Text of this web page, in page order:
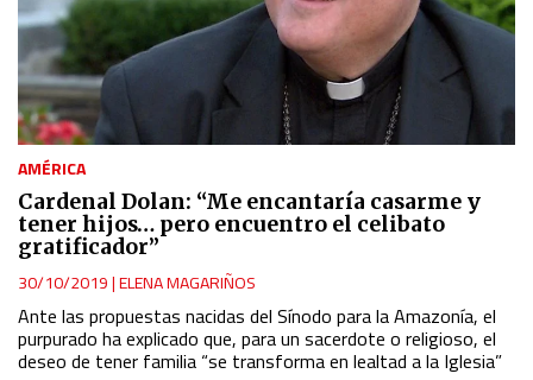
AMÉRICA
Cardenal Dolan: “Me encantaría casarme y
tener hijos… pero encuentro el celibato
gratificador”
30/10/2019|ELENA MAGARIÑOS
Ante las propuestas nacidas del Sínodo para la Amazonía, el
purpurado ha explicado que, para un sacerdote o religioso, el
deseo de tener familia “se transforma en lealtad a la Iglesia”